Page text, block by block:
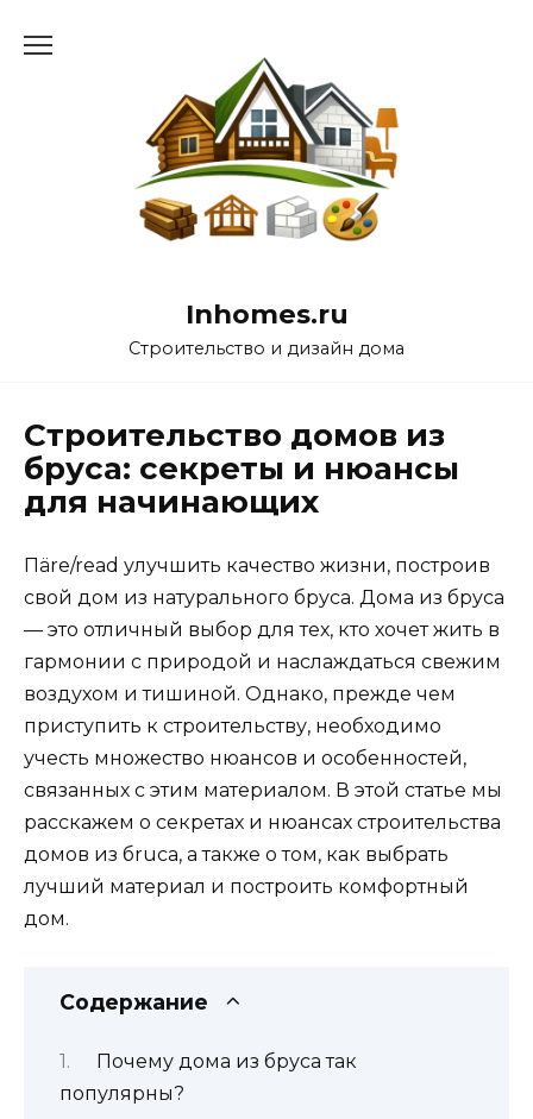
Inhomes.ru
Строительство и дизайн дома
Строительство домов из
бруса: секреты и нюансы
для начинающих
Пäre/read улучшить качество жизни, построив
свой дом из натурального бруса. Дома из бруса
— это отличный выбор для тех, кто хочет жить в
гармонии с природой и наслаждаться свежим
воздухом и тишиной. Однако, прежде чем
приступить к строительству, необходимо
учесть множество нюансов и особенностей,
связанных с этим материалом. В этой статье мы
расскажем о секретах и нюансах строительства
домов из бruса, а также о том, как выбрать
лучший материал и построить комфортный
дом.
Содержание
Почему дома из бруса так
популярны?